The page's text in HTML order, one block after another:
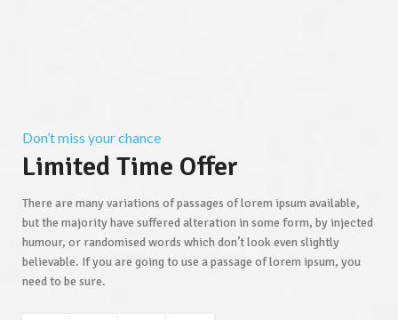
Don’t miss your chance
Limited Time Offer
There are many variations of passages of lorem ipsum available,
but the majority have suffered alteration in some form, by injected
humour, or randomised words which don’t look even slightly
believable. If you are going to use a passage of lorem ipsum, you
need to be sure.